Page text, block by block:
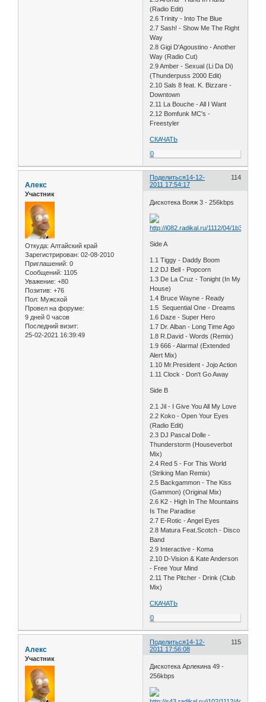
(Radio Edit)
2.6 Trinity - Into The Blue
2.7 Sash! - Show Me The Right
Way
2.8 Gigi D'Agoustino - Another
Way (Radio Cut)
2.9 Amber - Sexual (Li Da Di)
(Thunderpuss 2000 Edit)
2.10 Sals 8 feat. K. Bizzare -
Downtown
2.11 La Bouche - All I Want
2.12 Bomfunk MC's -
Freestyler
СКАЧАТЬ
0
Поделиться 114
14-12-
2011 17:54:17
Алекс
Участник
Откуда: Алтайский край
Зарегистрирован: 02-08-2010
Приглашений: 0
Сообщений: 1105
Уважение: +80
Позитив: +76
Пол: Мужской
Провел на форуме:
9 дней 0 часов
Последний визит:
25-02-2021 16:39:49
Дискотека Вояж 3 - 256kbps
Side A
1.1 Tiggy - Daddy Boom
1.2 DJ Bell - Popcorn
1.3 De La Cruz - Tonight (In My
House)
1.4 Bruce Wayne - Ready
1.5 Sequential One - Dreams
1.6 Daze - Super Hero
1.7 Dr. Alban - Long Time Ago
1.8 R.David - Words (Remix)
1.9 666 - Alarma! (Extended
Alert Mix)
1.10 Mr.President - Jojo Action
1.11 Clock - Don't Go Away
Side B
2.1 Jil - I Give You All My Love
2.2 Koko - Open Your Eyes
(Radio Edit)
2.3 DJ Pascal Dolle -
Thunderstorm (Houseverbot
Mix)
2.4 Red 5 - For This World
(Striking Man Remix)
2.5 Backgammon - The Kiss
(Gammon) (Original Mix)
2.6 K2 - High In The Mountains
Is The Paradise
2.7 E-Rotic - Angel Eyes
2.8 Matura Feat.Scotch - Disco
Band
2.9 Interactive - Koma
2.10 D-Vision & Kate Anderson
- Free Your Mind
2.11 The Pitcher - Drink (Club
Mix)
СКАЧАТЬ
0
Поделиться 115
14-12-
2011 17:56:08
Алекс
Участник
Дискотека Арлекина 49 -
256kbps